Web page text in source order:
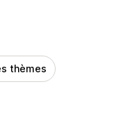
thèmes